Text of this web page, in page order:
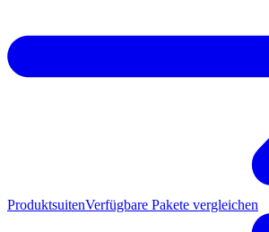
ProduktsuitenVerfügbare Pakete vergleichen